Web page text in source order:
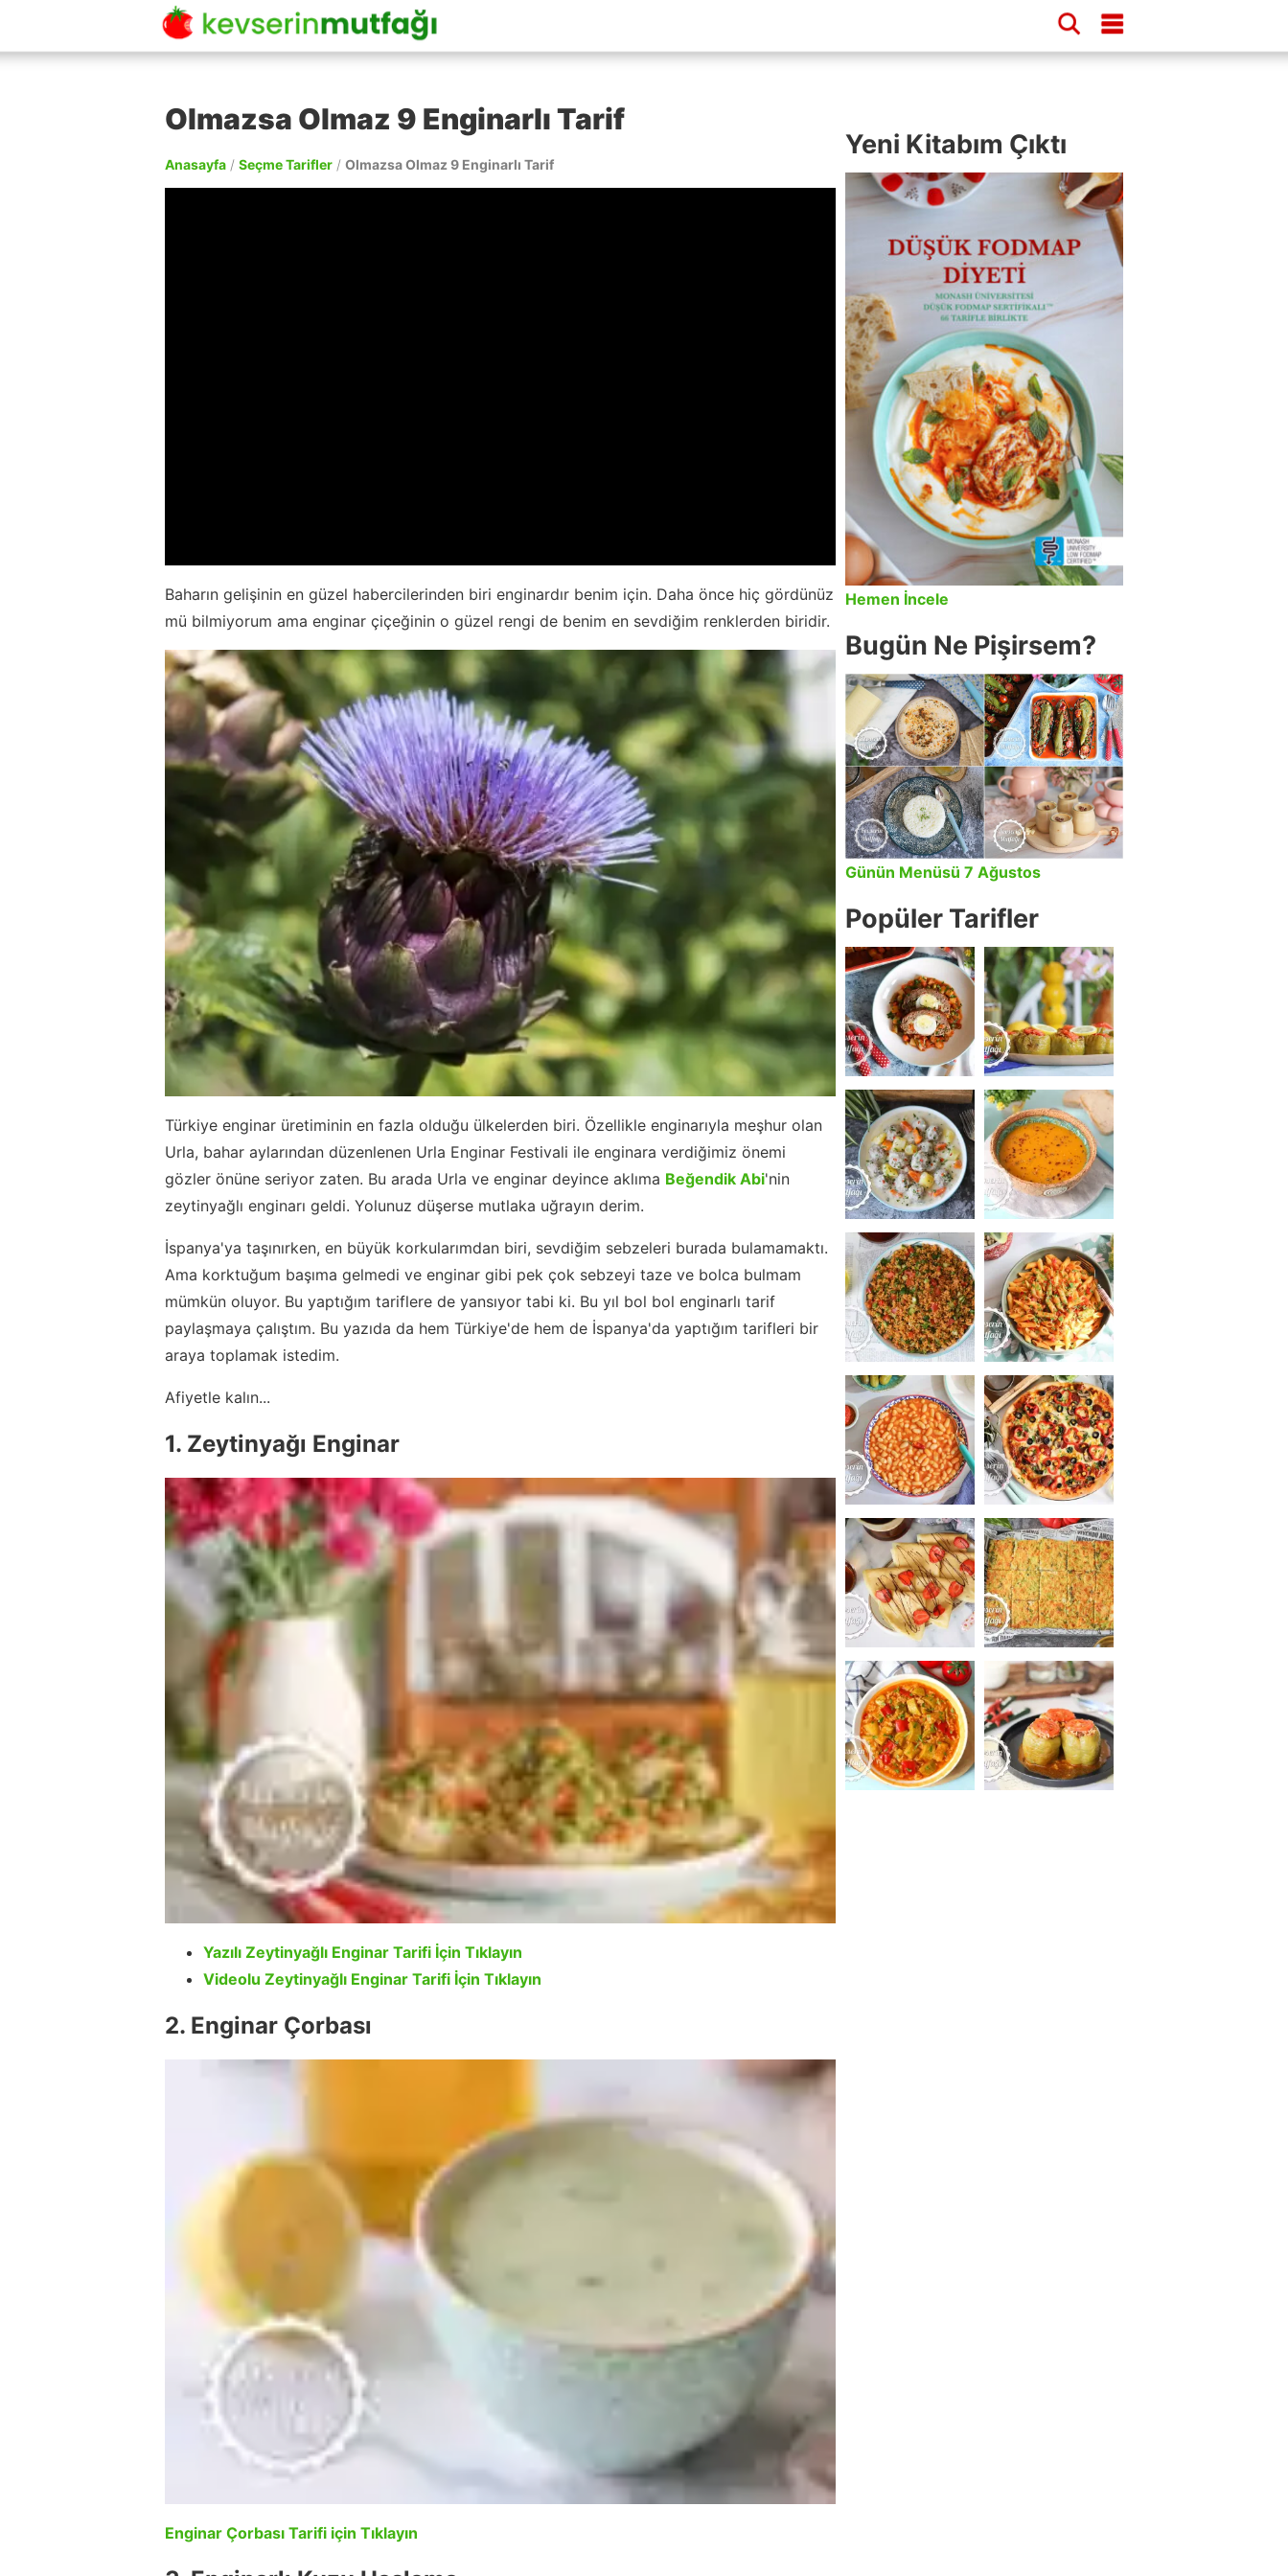
Olmazsa Olmaz 9 Enginarlı Tarif
Anasayfa / Seçme Tarifler / Olmazsa Olmaz 9 Enginarlı Tarif
Baharın gelişinin en güzel habercilerinden biri enginardır benim için. Daha önce hiç gördünüz
mü bilmiyorum ama enginar çiçeğinin o güzel rengi de benim en sevdiğim renklerden biridir.
Türkiye enginar üretiminin en fazla olduğu ülkelerden biri. Özellikle enginarıyla meşhur olan
Urla, bahar aylarından düzenlenen Urla Enginar Festivali ile enginara verdiğimiz önemi
gözler önüne seriyor zaten. Bu arada Urla ve enginar deyince aklıma Beğendik Abi'nin
zeytinyağlı enginarı geldi. Yolunuz düşerse mutlaka uğrayın derim.
İspanya'ya taşınırken, en büyük korkularımdan biri, sevdiğim sebzeleri burada bulamamaktı.
Ama korktuğum başıma gelmedi ve enginar gibi pek çok sebzeyi taze ve bolca bulmam
mümkün oluyor. Bu yaptığım tariflere de yansıyor tabi ki. Bu yıl bol bol enginarlı tarif
paylaşmaya çalıştım. Bu yazıda da hem Türkiye'de hem de İspanya'da yaptığım tarifleri bir
araya toplamak istedim.
Afiyetle kalın...
1. Zeytinyağı Enginar
Yazılı Zeytinyağlı Enginar Tarifi İçin Tıklayın
Videolu Zeytinyağlı Enginar Tarifi İçin Tıklayın
2. Enginar Çorbası
Enginar Çorbası Tarifi için Tıklayın
Yeni Kitabım Çıktı
Hemen İncele
Bugün Ne Pişirsem?
Günün Menüsü 7 Ağustos
Popüler Tarifler